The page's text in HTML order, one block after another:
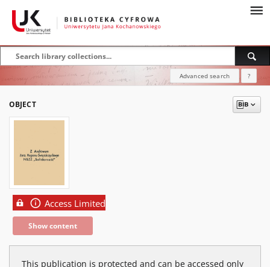
Advanced search ?
OBJECT
Access Limited
Show content
This publication is protected and can be accessed only